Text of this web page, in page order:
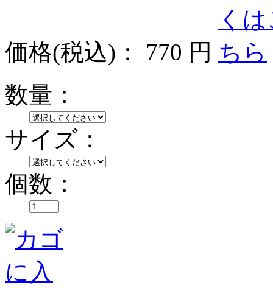
価格(税込) ： 770 円
数量：
サイズ：
個数：